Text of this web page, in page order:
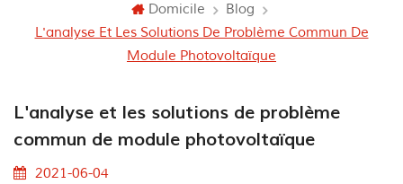
Domicile
Blog
L'analyse Et Les Solutions De Problème Commun De
Module Photovoltaïque
L'analyse et les solutions de problème
commun de module photovoltaïque
2021-06-04